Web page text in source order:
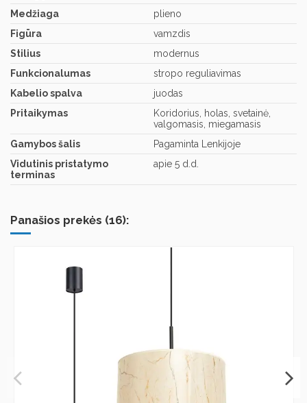
Medžiaga
plieno
Figūra
vamzdis
Stilius
modernus
Funkcionalumas
stropo reguliavimas
Kabelio spalva
juodas
Pritaikymas
Koridorius, holas, svetainė,
valgomasis, miegamasis
Gamybos šalis
Pagaminta Lenkijoje
Vidutinis pristatymo
terminas
apie 5 d.d.
Panašios prekės (16):